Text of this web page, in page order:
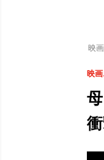
映
映